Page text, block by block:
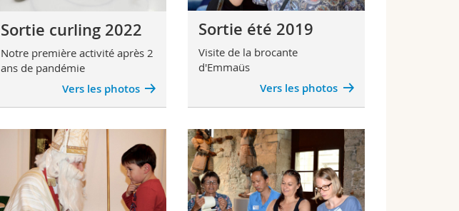
Sortie curling 2022
Notre première activité après 2
ans de pandémie
Vers les photos
Sortie été 2019
Visite de la brocante
d'Emmaüs
Vers les photos